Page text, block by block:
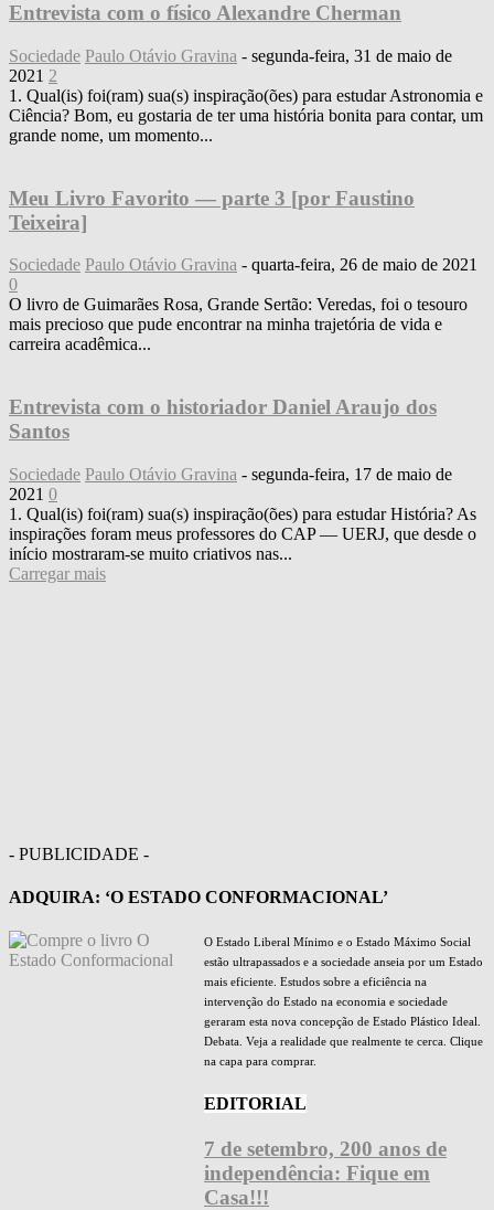
Entrevista com o físico Alexandre Cherman
Sociedade Paulo Otávio Gravina - segunda-feira, 31 de maio de
2021 2
1. Qual(is) foi(ram) sua(s) inspiração(ões) para estudar Astronomia e
Ciência? Bom, eu gostaria de ter uma história bonita para contar, um
grande nome, um momento...
Meu Livro Favorito — parte 3 [por Faustino
Teixeira]
Sociedade Paulo Otávio Gravina - quarta-feira, 26 de maio de 2021
0
O livro de Guimarães Rosa, Grande Sertão: Veredas, foi o tesouro
mais precioso que pude encontrar na minha trajetória de vida e
carreira acadêmica...
Entrevista com o historiador Daniel Araujo dos
Santos
Sociedade Paulo Otávio Gravina - segunda-feira, 17 de maio de
2021 0
1. Qual(is) foi(ram) sua(s) inspiração(ões) para estudar História? As
inspirações foram meus professores do CAP ― UERJ, que desde o
início mostraram-se muito criativos nas...
Carregar mais
- PUBLICIDADE -
ADQUIRA: ‘O ESTADO CONFORMACIONAL’
O Estado Liberal Mínimo e o Estado Máximo Social
estão ultrapassados e a sociedade anseia por um Estado
mais eficiente. Estudos sobre a eficiência na
intervenção do Estado na economia e sociedade
geraram esta nova concepção de Estado Plástico Ideal.
Debata. Veja a realidade que realmente te cerca. Clique
na capa para comprar.
EDITORIAL
7 de setembro, 200 anos de
independência: Fique em
Casa!!!